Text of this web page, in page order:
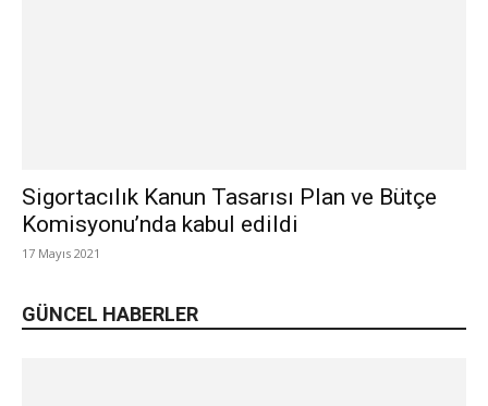
Sigortacılık Kanun Tasarısı Plan ve Bütçe
Komisyonu’nda kabul edildi
17 Mayıs 2021
GÜNCEL HABERLER